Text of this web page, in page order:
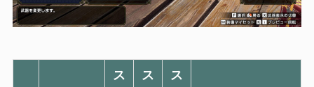
ス
ス
ス